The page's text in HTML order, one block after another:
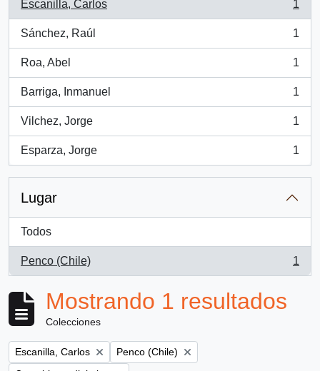
Escanilla, Carlos
, 1 resultados
1
Sánchez, Raúl
, 1 resultados
1
Roa, Abel
, 1 resultados
1
Barriga, Inmanuel
, 1 resultados
1
Vilchez, Jorge
, 1 resultados
1
Esparza, Jorge
, 1 resultados
1
Lugar
Todos
Penco (Chile)
, 1 resultados
1
Mostrando 1 resultados
Colecciones
Remove filter:
Escanilla, Carlos Remove filter:
Penco (Chile)